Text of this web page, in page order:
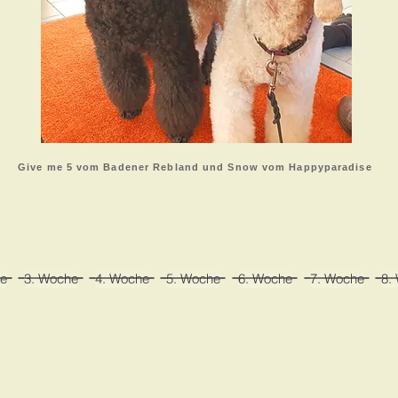
Give me 5 vom Badener Rebland und Snow vom Happyparadise
3. Woche 4. Woche 5. Woche 6. Woche 7. Woche 8.